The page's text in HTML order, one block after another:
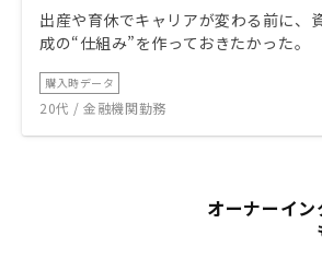
出産や育休でキャリアが変わる前に、
成の“仕組み”を作っておきたかった。
購入時データ
20代 / 金融機関勤務
オーナーイ